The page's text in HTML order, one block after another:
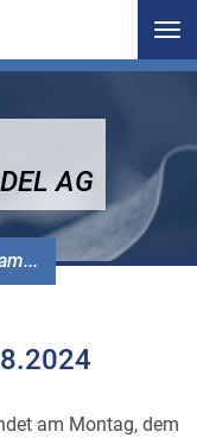
AG
am Montag, dem